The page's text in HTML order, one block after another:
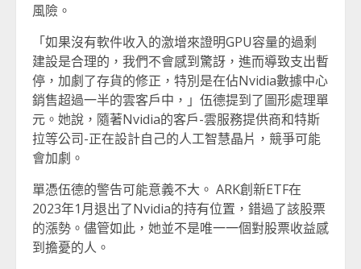
風險。
「如果沒有軟件收入的激增來證明GPU容量的過剩
建設是合理的，我們不會感到驚訝，進而導致支出暫
停，加劇了存貨的修正，特別是在佔Nvidia數據中心
銷售超過一半的雲客戶中，」伍德提到了圖形處理單
元。她說，隨著Nvidia的客戶-雲服務提供商和特斯
拉等公司-正在設計自己的人工智慧晶片，競爭可能
會加劇。
單憑伍德的警告可能意義不大。 ARK創新ETF在
2023年1月退出了Nvidia的持有位置，錯過了該股票
的漲勢。儘管如此，她並不是唯一一個對股票收益感
到擔憂的人。